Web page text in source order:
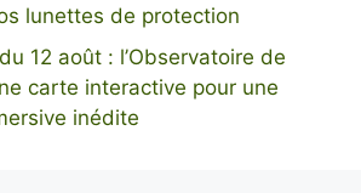
lunettes de protection
12 août : l’Observatoire de
carte interactive pour une
inédite